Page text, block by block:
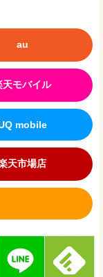
au
天モバイル
mobile
天市場店